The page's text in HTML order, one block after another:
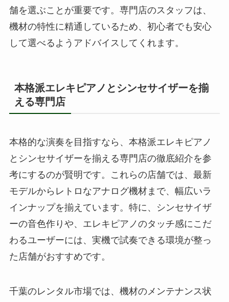
舗を選ぶことが重要です。専門店のスタッフは、
機材の特性に精通しているため、初心者でも安心
して選べるようアドバイスしてくれます。
本格派エレキピアノとシンセサイザーを揃
える専門店
本格的な演奏を目指すなら、本格派エレキピアノ
とシンセサイザーを揃える専門店の徹底紹介を参
考にするのが賢明です。これらの店舗では、最新
モデルからレトロなアナログ機材まで、幅広いラ
インナップを揃えています。特に、シンセサイザ
ーの音色作りや、エレキピアノのタッチ感にこだ
わるユーザーには、実機で試奏できる環境が整っ
た店舗がおすすめです。
千葉のレンタル市場では、機材のメンテナンス状